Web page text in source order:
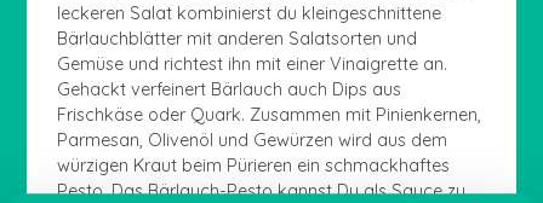
leckeren Salat kombinierst du kleingeschnittene
Bärlauchblätter mit anderen Salatsorten und
Gemüse und richtest ihn mit einer Vinaigrette an.
Gehackt verfeinert Bärlauch auch Dips aus
Frischkäse oder Quark. Zusammen mit Pinienkernen,
Parmesan, Olivenöl und Gewürzen wird aus dem
würzigen Kraut beim Pürieren ein schmackhaftes
Pesto. Das Bärlauch-Pesto kannst Du als Sauce zu